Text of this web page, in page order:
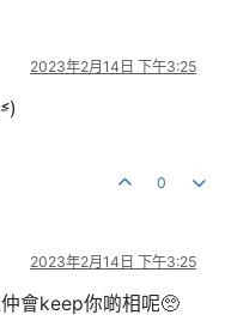
2023年2月14日 下午3:25
0
2023年2月14日 下午3:25
會keep你啲相呢🥺